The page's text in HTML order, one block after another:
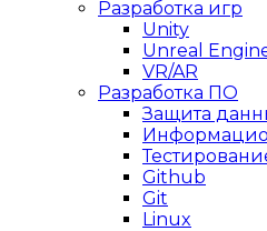
Разработка игр
Unity
Unreal
VR/AR
Разработка ПО
Защита
Github
Git
Linux